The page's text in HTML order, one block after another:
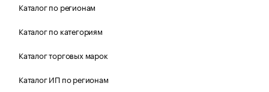
Каталог по регионам
Каталог по категориям
Каталог торговых марок
Каталог ИП по регионам